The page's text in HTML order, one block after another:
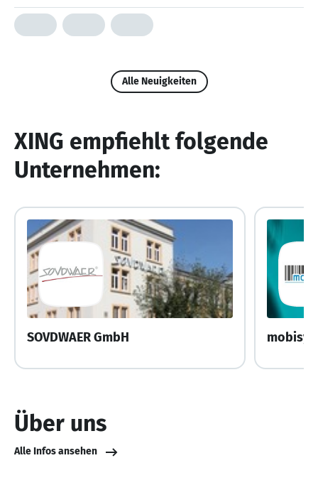
Alle Neuigkeiten
XING empfiehlt folgende
Unternehmen:
SOVDWAER GmbH mobisys
Über uns
Alle Infos ansehen